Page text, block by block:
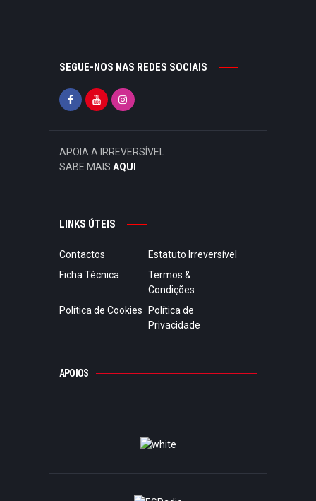
SEGUE-NOS NAS REDES SOCIAIS
APOIA A IRREVERSÍVEL
SABE MAIS AQUI
LINKS ÚTEIS
Contactos
Estatuto Irreversível
Ficha Técnica
Termos &
Condições
Política de Cookies
Política de
Privacidade
APOIOS